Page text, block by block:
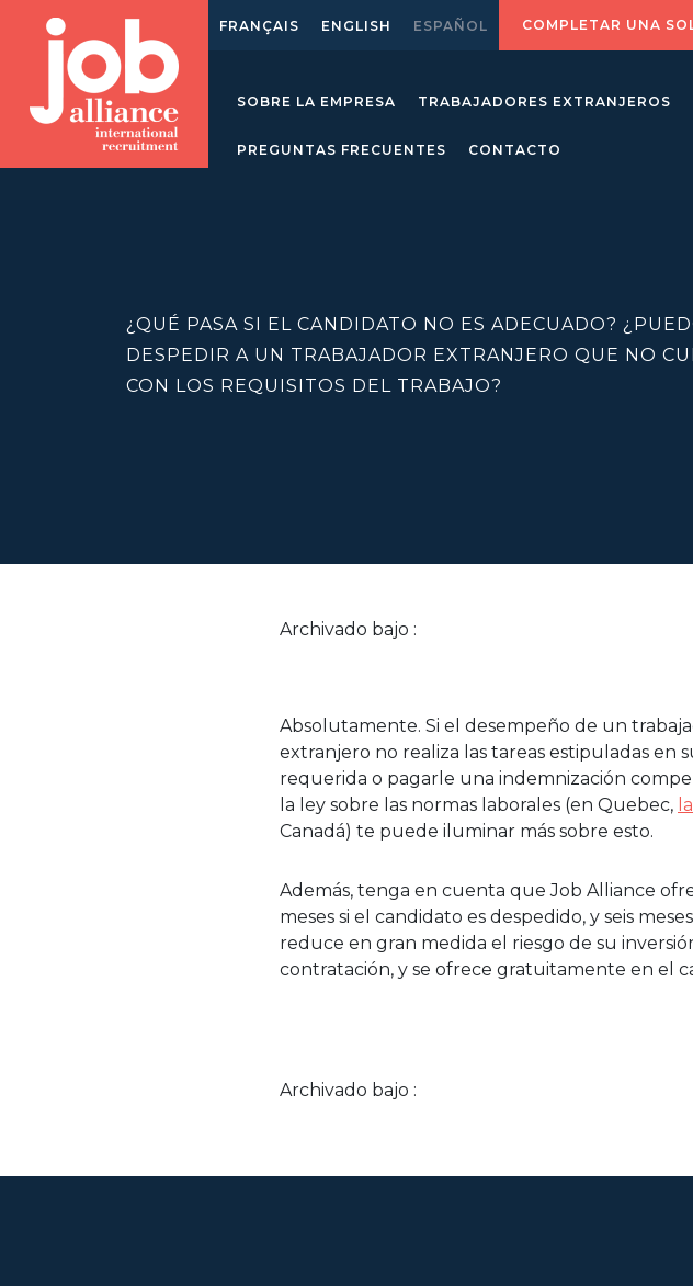
FRANÇAIS ENGLISH ESPAÑOL COMPLETAR UNA
SOBRE LA EMPRESA TRABAJADORES EXTRANJEROS
PREGUNTAS FRECUENTES CONTACTO
¿QUÉ PASA SI EL CANDIDATO NO ES ADECUADO?
DESPEDIR A UN TRABAJADOR EXTRANJERO QUE NO
CON LOS REQUISITOS DEL TRABAJO?
Archivado bajo :
Absolutamente. Si el desempeño de un
extranjero no realiza las tareas estipuladas en
requerida o pagarle una indemnización
la ley sobre las normas laborales (en Quebec,
Canadá) te puede iluminar más sobre esto.
Además, tenga en cuenta que Job Alliance
meses si el candidato es despedido, y seis
reduce en gran medida el riesgo de su
contratación, y se ofrece gratuitamente en el
Archivado bajo :